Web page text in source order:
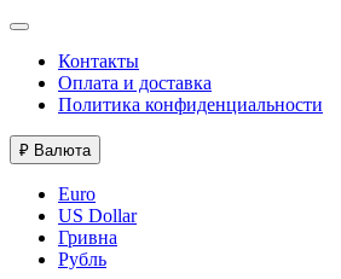
Контакты
Оплата и доставка
Политика конфиденциальности
₽ Валюта
Euro
US Dollar
Гривна
Рубль